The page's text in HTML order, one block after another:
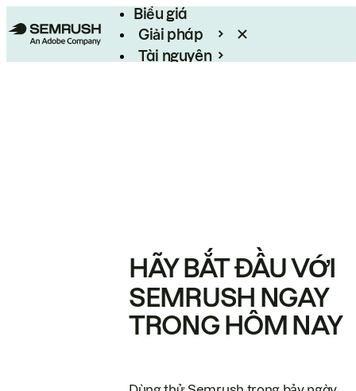
Biểu giá
Giải pháp
Tài nguyên
HÃY BẮT ĐẦU VỚI
SEMRUSH NGAY
TRONG HÔM NAY